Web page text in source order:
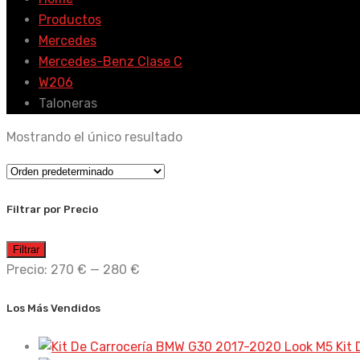
Productos
Mercedes
Mercedes-Benz Clase C
W206
Taloneras
Mostrando el único resultado
Filtrar por Precio
Precio
mínimo
Precio
máximo
Filtrar
Precio: 270 € — 280 €
Los Más Vendidos
Kit